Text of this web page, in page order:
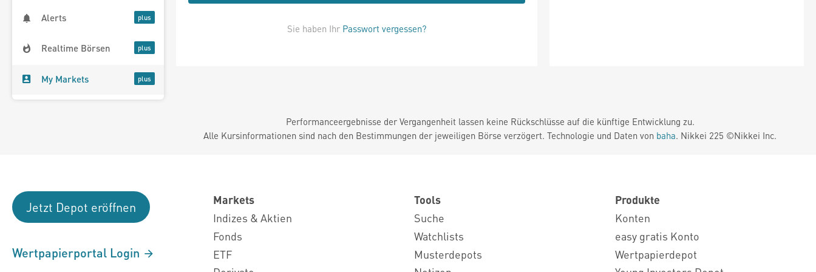
Alerts
Realtime Börsen
My Markets
Sie haben Ihr Passwort vergessen?
Performanceergebnisse der Vergangenheit lassen keine Rückschlüsse auf die künftige Entwicklung zu.
Alle Kursinformationen sind nach den Bestimmungen der jeweiligen Börse verzögert. Technologie und Daten von baha. Nikkei 225 ©Nikkei Inc.
Jetzt Depot eröffnen
Wertpapierportal Login
Markets
Indizes & Aktien
Fonds
ETF
Tools
Suche
Watchlists
Musterdepots
Produkte
Konten
easy gratis Konto
Wertpapierdepot